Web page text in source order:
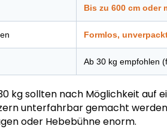
Bis zu 600 cm oder
Formlos,
Ab 30 kg empfohlen
kg sollten nach Möglichkeit auf
unterfahrbar gemacht
oder Hebebühne enorm.